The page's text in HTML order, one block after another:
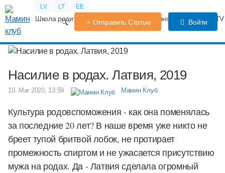
LV LT EE
Школа родителей Календарь беременности Форум
Отправить Статью Войти
Насилие в родах. Латвия, 2019
10. Mar 2020, 13:59 Мамин Клуб
Культура родовспоможения - как она поменялась
за последние 20 лет? В наше время уже никто не
бреет тупой бритвой лобок, не протирает
промежность спиртом и не ужасается присутствию
мужа на родах. Да - Латвия сделала огромный